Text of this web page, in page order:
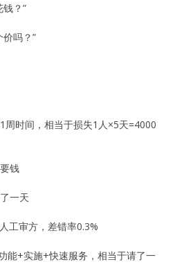
？”
吗？”
周时间，相当于损失1人×5天=4000
钱
一天
工审方，差错率0.3%
能+实施+快速服务，相当于请了一